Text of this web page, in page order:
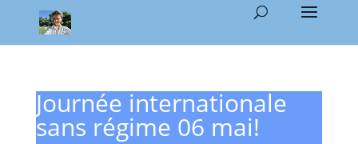
Journée internationale
sans régime 06 mai!